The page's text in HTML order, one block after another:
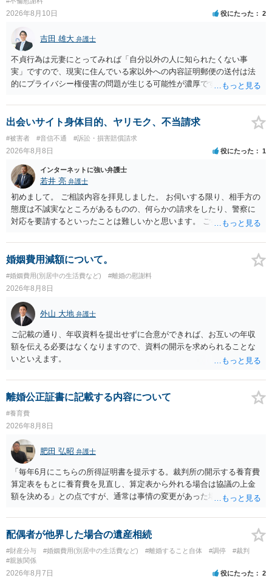
2026年8月10日 役にたった 2
吉田 雄大 弁護士
不貞行為は元妻にとってみれば「自分以外の人に知られたくない事
実」ですので、現実に住んでいる家以外への内容証明郵便の送付は法
的にプライバシー権侵害の問題が生じる可能性が濃厚です。ですの
出会いサイト身体目的、ヤリモク、不当請求
#被害者 #音信不通 #訴訟・損害賠償請求
2026年8月8日 役にたった 1
インターネットに強い弁護士
若井 亮 弁護士
初めまして。 ご相談内容を拝見しました。 お伺いする限り、相手方の
態度は不誠実なところがあるものの、何らかの請求をしたり、警察に
対応を要請するといったことは難しいかと思います。 ご参考になれば
婚姻費用減額について。
#婚姻費用(別居中の生活費など) #離婚の慰謝料
2026年8月8日
外山 大地 弁護士
ご記載の通り、年収資料を提出せずに合意ができれば、お互いの年収
額を伝える必要はなくなりますので、資料の開示を求められることな
いといえます。
離婚公正証書に記載する内容について
#養育費
2026年8月8日
肥田 弘昭 弁護士
「毎年6月にこちらの所得証明書を提示する。裁判所の開示する養育費
算定表をもとに養育費を見直し、算定表から外れる場合は協議の上金
額を決める」との点ですが、通常は事情の変更があった場合に変更し
来なかった事情の変更により双方協議の上増減出来る」と「通知義務
に勤務先」が含まれているので、私に収入が入った事は相手に通知が
行く事になり、上記のような文言が無くても養育費の見直しは適宜出
来るかと思うのですが違うのでしょうか？との点はそのとおりかと思
います。養育費は事情の変更があった場合に変更するので毎年見直す
配偶者が他界した場合の遺産相続
#財産分与 #婚姻費用(別居中の生活費など) #離婚すること自体 #調停
#裁判
#親族関係
2026年8月7日 役にたった 2